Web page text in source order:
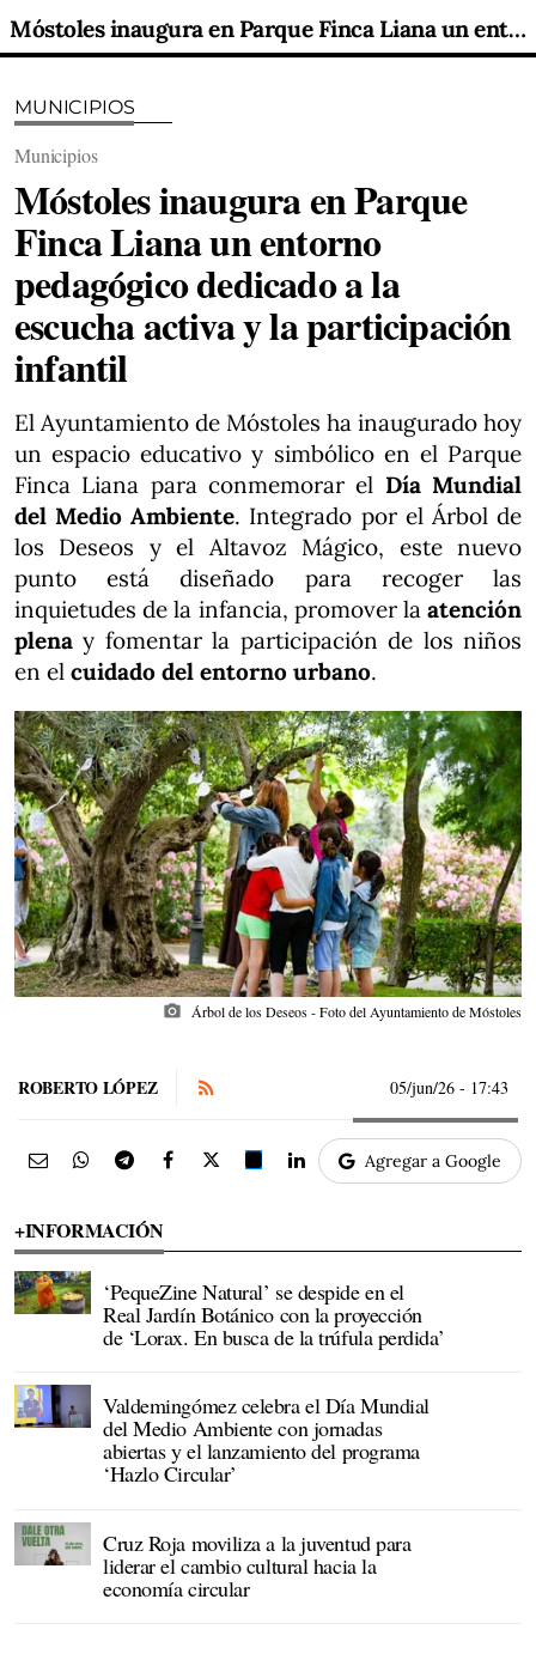
Móstoles inaugura en Parque Finca Liana un entorno pedagógico dedicado a la escucha activa y la participación infantil
MUNICIPIOS
Municipios
Móstoles inaugura en Parque
Finca Liana un entorno
pedagógico dedicado a la
escucha activa y la participación
infantil
El Ayuntamiento de Móstoles ha inaugurado hoy
un espacio educativo y simbólico en el Parque
Finca Liana para conmemorar el Día Mundial
del Medio Ambiente. Integrado por el Árbol de
los Deseos y el Altavoz Mágico, este nuevo
punto está diseñado para recoger las
inquietudes de la infancia, promover la atención
plena y fomentar la participación de los niños
en el cuidado del entorno urbano.
photo_camera Árbol de los Deseos - Foto del Ayuntamiento de Móstoles
ROBERTO LÓPEZ 05/jun/26 - 17:43
Agregar a Google
+INFORMACIÓN
‘PequeZine Natural’ se despide en el
Real Jardín Botánico con la proyección
de ‘Lorax. En busca de la trúfula perdida’
Valdemingómez celebra el Día Mundial
del Medio Ambiente con jornadas
abiertas y el lanzamiento del programa
‘Hazlo Circular’
Cruz Roja moviliza a la juventud para
liderar el cambio cultural hacia la
economía circular